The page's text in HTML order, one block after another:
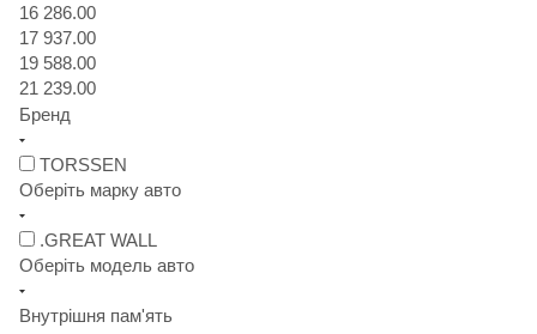
16 286.00
17 937.00
19 588.00
21 239.00
Бренд
TORSSEN
Оберіть марку авто
.GREAT WALL
Оберіть модель авто
Внутрішня пам'ять